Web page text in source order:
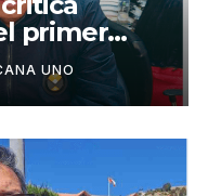
primer
de Keiko
UNO